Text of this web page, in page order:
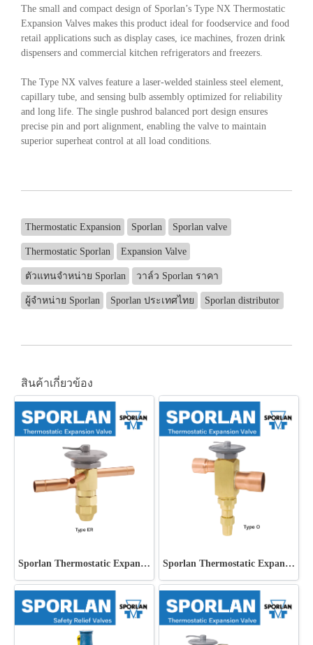
The small and compact design of Sporlan’s Type NX Thermostatic
Expansion Valves makes this product ideal for foodservice and food
retail applications such as display cases, ice machines, frozen drink
dispensers and commercial kitchen refrigerators and freezers.
The Type NX valves feature a laser-welded stainless steel element,
capillary tube, and sensing bulb assembly optimized for reliability
and long life. The single pushrod balanced port design ensures
precise pin and port alignment, enabling the valve to maintain
superior superheat control at all load conditions.
Thermostatic Expansion Sporlan Sporlan valve
Thermostatic Sporlan Expansion Valve
ตัวแทนจำหน่าย Sporlan วาล์ว Sporlan ราคา
ผู้จำหน่าย Sporlan Sporlan ประเทศไทย Sporlan distributor
สินค้าเกี่ยวข้อง
Sporlan Thermostatic Expansion Valve Type ER Sporlan Thermostatic Expansion Valve Type O